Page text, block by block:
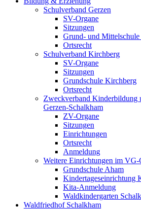
Schulverband Gerzen
SV-Organe
Sitzungen
Grund- und Mittelschule
Ortsrecht
Schulverband Kirchberg
SV-Organe
Sitzungen
Grundschule Kirchberg
Ortsrecht
Zweckverband Kinderbildung
Gerzen-Schalkham
ZV-Organe
Sitzungen
Einrichtungen
Ortsrecht
Anmeldung
Weitere Einrichtungen im VG-
Grundschule Aham
Kindertageseinrichtung
Kita-Anmeldung
Waldkindergarten
Waldfriedhof Schalkham